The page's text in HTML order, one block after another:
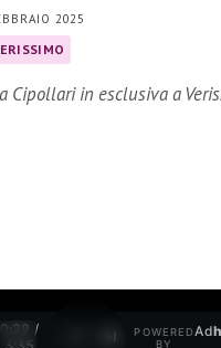
2025
Cipollari in esclusiva a
0:30 /
POWERED
BY
Ad